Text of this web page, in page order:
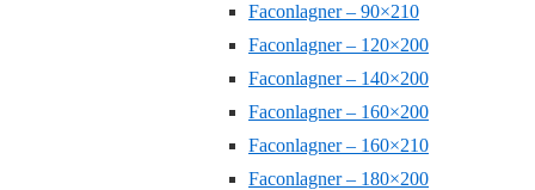
Faconlagner – 90×210
Faconlagner – 120×200
Faconlagner – 140×200
Faconlagner – 160×200
Faconlagner – 160×210
Faconlagner – 180×200